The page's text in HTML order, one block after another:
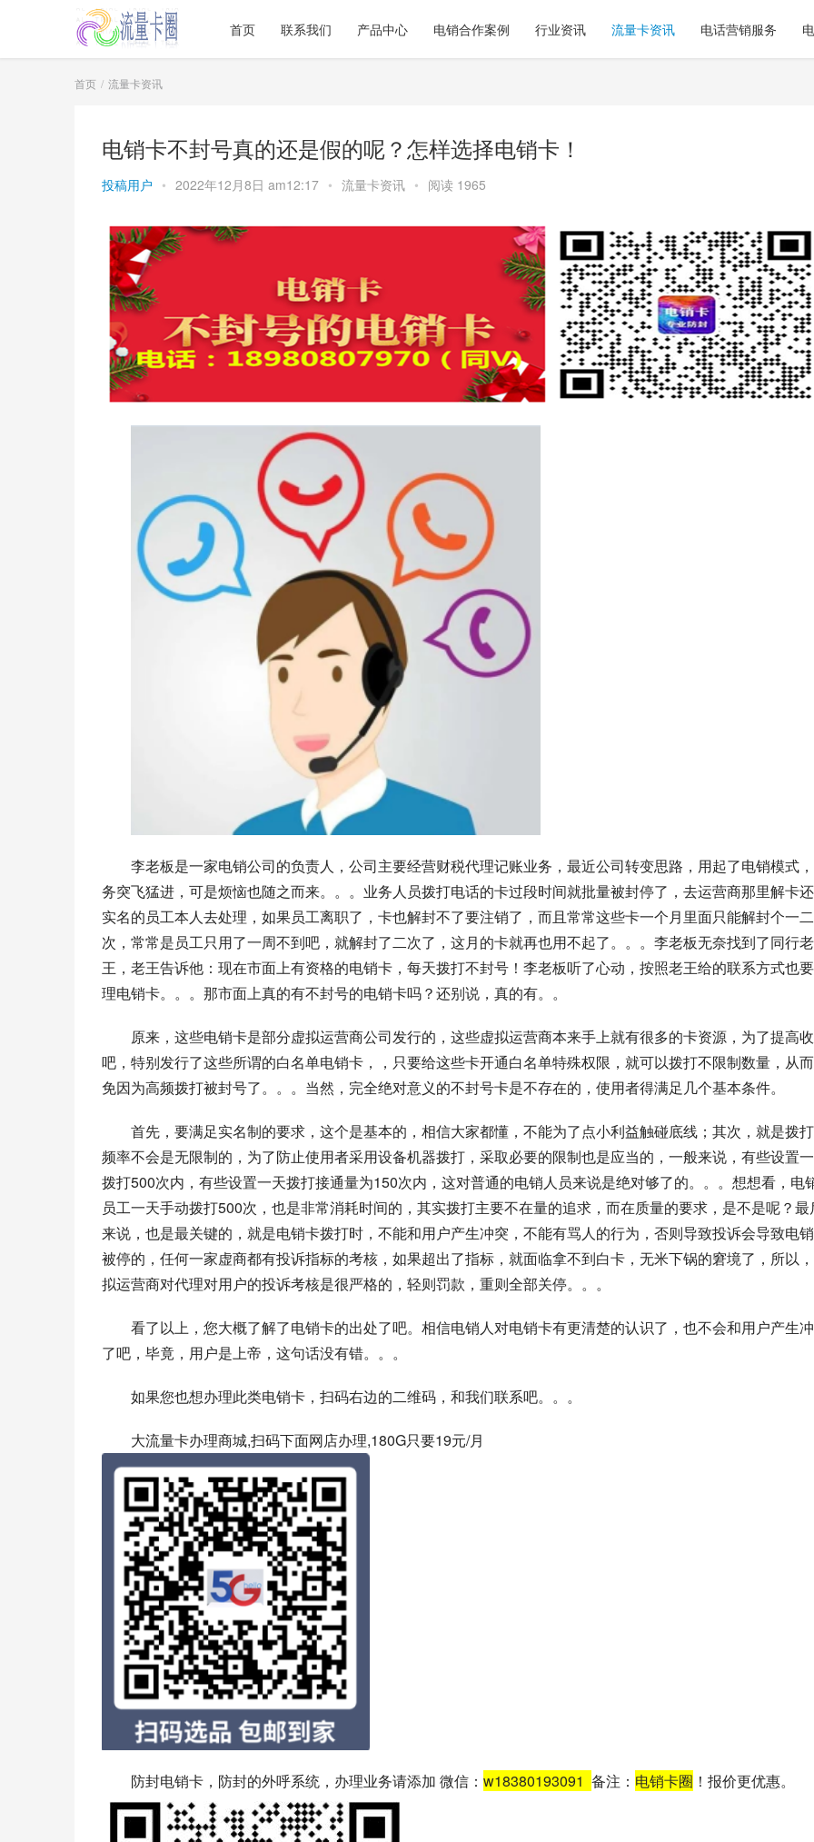
首页 联系我们 产品中心 电销合作案例 行业资讯 流量卡资讯 电话营销服务
首页 流量卡资讯
电销卡不封号真的还是假的呢？怎样选择电销卡！
投稿用户 • 2022年12月8日 am12:17 • 流量卡资讯 • 阅读 1965
李老板是一家电销公司的负责人，公司主要经营财税代理记账业务，最近公司转变思路，用起了电销模式
务突飞猛进，可是烦恼也随之而来。。。业务人员拨打电话的卡过段时间就批量被封停了，去运营商那里解卡
实名的员工本人去处理，如果员工离职了，卡也解封不了要注销了，而且常常这些卡一个月里面只能解封个一二
次，常常是员工只用了一周不到吧，就解封了二次了，这月的卡就再也用不起了。。。李老板无奈找到了同行老
王，老王告诉他：现在市面上有资格的电销卡，每天拨打不封号！李老板听了心动，按照老王给的联系方式也
理电销卡。。。那市面上真的有不封号的电销卡吗？还别说，真的有。。
原来，这些电销卡是部分虚拟运营商公司发行的，这些虚拟运营商本来手上就有很多的卡资源，为了提高
吧，特别发行了这些所谓的白名单电销卡，，只要给这些卡开通白名单特殊权限，就可以拨打不限制数量，从
免因为高频拨打被封号了。。。当然，完全绝对意义的不封号卡是不存在的，使用者得满足几个基本条件。
首先，要满足实名制的要求，这个是基本的，相信大家都懂，不能为了点小利益触碰底线；其次，就是拨
频率不会是无限制的，为了防止使用者采用设备机器拨打，采取必要的限制也是应当的，一般来说，有些设置
拨打500次内，有些设置一天拨打接通量为150次内，这对普通的电销人员来说是绝对够了的。。。想想看，电
员工一天手动拨打500次，也是非常消耗时间的，其实拨打主要不在量的追求，而在质量的要求，是不是呢？最
来说，也是最关键的，就是电销卡拨打时，不能和用户产生冲突，不能有骂人的行为，否则导致投诉会导致电
被停的，任何一家虚商都有投诉指标的考核，如果超出了指标，就面临拿不到白卡，无米下锅的窘境了，所以
拟运营商对代理对用户的投诉考核是很严格的，轻则罚款，重则全部关停。。。
看了以上，您大概了解了电销卡的出处了吧。相信电销人对电销卡有更清楚的认识了，也不会和用户产生
了吧，毕竟，用户是上帝，这句话没有错。。。
如果您也想办理此类电销卡，扫码右边的二维码，和我们联系吧。。。
大流量卡办理商城,扫码下面网店办理,180G只要19元/月
防封电销卡，防封的外呼系统，办理业务请添加 微信： w18380193091 备注： 电销卡圈 ！报价更优惠。